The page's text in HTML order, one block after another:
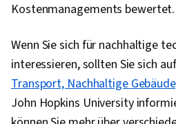
Kostenmanagements bewertet.
Wenn Sie sich für nachhaltige
interessieren, sollten Sie sich
Transport, Nachhaltige
John Hopkins University